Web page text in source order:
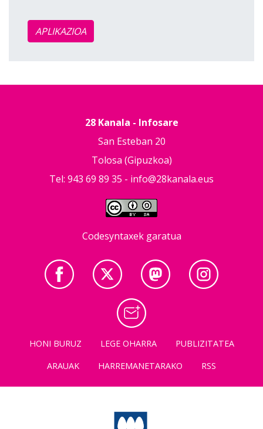
APLIKAZIOA
28 Kanala - Infosare
San Esteban 20
Tolosa (Gipuzkoa)
Tel: 943 69 89 35 - info@28kanala.eus
Codesyntaxek garatua
HONI BURUZ LEGE OHARRA
PUBLIZITATEA
ARAUAK
HARREMANETARAKO RSS